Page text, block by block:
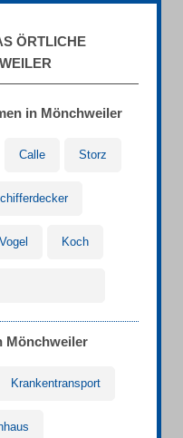
ÖRTLICHE
in Mönchweiler
Calle Storz
Vogel Koch
Mönchweiler
Krankentransport